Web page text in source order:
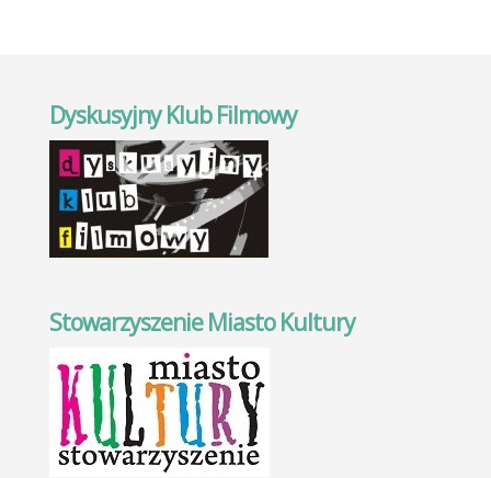
Dyskusyjny Klub Filmowy
Stowarzyszenie Miasto Kultury